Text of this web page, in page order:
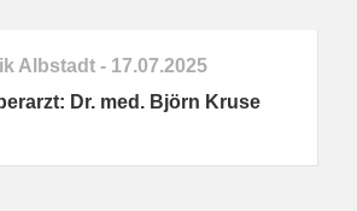
Albstadt
17.07.2025
Dr. med. Björn Kruse